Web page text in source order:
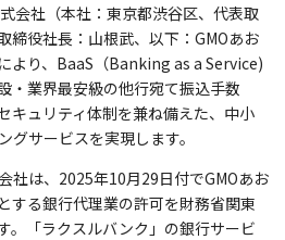
会社（本社：東京都渋谷区、代表取
締役社長：山根武、以下：GMOあお
より、BaaS（Banking as a Service)
・業界最安級の他行宛て振込手数
キュリティ体制を兼ね備えた、中小
サービスを実現します。
社は、2025年10月29日付でGMOあお
する銀行代理業の許可を財務省関東
。「ラクスルバンク」の銀行サービ